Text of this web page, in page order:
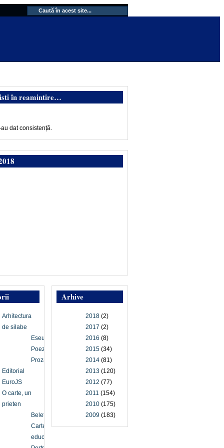
în reamintire…
dat consistență.
Arhive
2018 (2)
2017 (2)
2016 (8)
2015 (34)
2014 (81)
2013 (120)
2012 (77)
2011 (154)
2010 (175)
2009 (183)
Arhitectura
de silabe
Eseu
Poezie
Proză
Editorial
EuroJS
O carte, un
prieten
Beletristică
Carte
educațională